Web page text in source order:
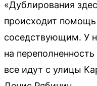
«Дублирования
происходит
соседствующим. У
на
все идут с улицы